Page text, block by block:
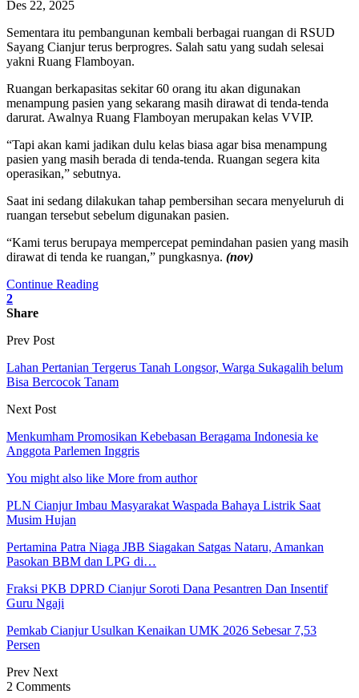
Des 22, 2025
Sementara itu pembangunan kembali berbagai ruangan di RSUD
Sayang Cianjur terus berprogres. Salah satu yang sudah selesai
yakni Ruang Flamboyan.
Ruangan berkapasitas sekitar 60 orang itu akan digunakan
menampung pasien yang sekarang masih dirawat di tenda-tenda
darurat. Awalnya Ruang Flamboyan merupakan kelas VVIP.
“Tapi akan kami jadikan dulu kelas biasa agar bisa menampung
pasien yang masih berada di tenda-tenda. Ruangan segera kita
operasikan,” sebutnya.
Saat ini sedang dilakukan tahap pembersihan secara menyeluruh di
ruangan tersebut sebelum digunakan pasien.
“Kami terus berupaya mempercepat pemindahan pasien yang masih
dirawat di tenda ke ruangan,” pungkasnya. (nov)
Continue Reading
2
Share
Prev Post
Lahan Pertanian Tergerus Tanah Longsor, Warga Sukagalih belum
Bisa Bercocok Tanam
Next Post
Menkumham Promosikan Kebebasan Beragama Indonesia ke
Anggota Parlemen Inggris
You might also like More from author
PLN Cianjur Imbau Masyarakat Waspada Bahaya Listrik Saat
Musim Hujan
Pertamina Patra Niaga JBB Siagakan Satgas Nataru, Amankan
Pasokan BBM dan LPG di…
Fraksi PKB DPRD Cianjur Soroti Dana Pesantren Dan Insentif
Guru Ngaji
Pemkab Cianjur Usulkan Kenaikan UMK 2026 Sebesar 7,53
Persen
Prev Next
2 Comments